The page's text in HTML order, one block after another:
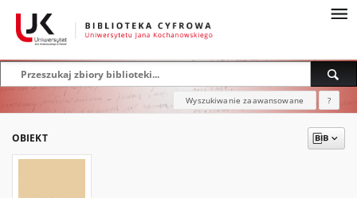
Wyszukiwanie zaawansowane ?
OBIEKT